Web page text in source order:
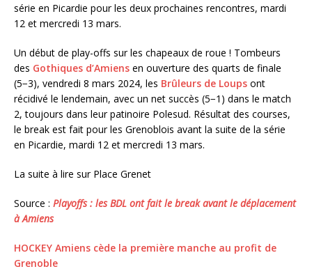
série en Picardie pour les deux prochaines rencontres, mardi
12 et mercredi 13 mars.
Un début de play-offs sur les chapeaux de roue ! Tombeurs
des Gothiques d’Amiens en ouverture des quarts de finale
(5−3), vendredi 8 mars 2024, les Brûleurs de Loups ont
récidivé le lendemain, avec un net succès (5−1) dans le match
2, toujours dans leur patinoire Polesud. Résultat des courses,
le break est fait pour les Grenoblois avant la suite de la série
en Picardie, mardi 12 et mercredi 13 mars.
La suite à lire sur Place Grenet
Source : Playoffs : les BDL ont fait le break avant le déplacement
à Amiens
HOCKEY Amiens cède la première manche au profit de
Grenoble